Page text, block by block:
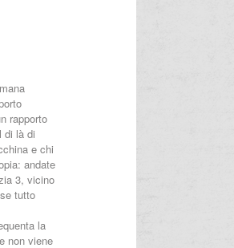
rapporto
di là di
e chi
andate
3, vicino
tutto
la
non viene